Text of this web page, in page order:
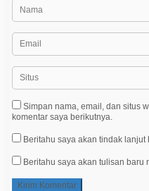
Simpan nama, email, dan situs
komentar saya berikutnya.
Beritahu saya akan tindak lanjut
Beritahu saya akan tulisan baru